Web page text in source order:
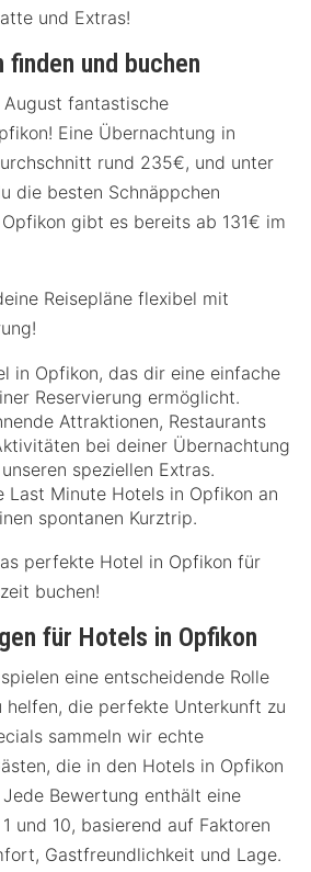
und Extras!
finden und buchen
fantastische
Eine Übernachtung in
rund 235€, und unter
die besten Schnäppchen
gibt es bereits ab 131€ im
Reisepläne flexibel mit
in Opfikon, das dir eine einfache
Reservierung ermöglicht.
Attraktionen, Restaurants
bei deiner Übernachtung
speziellen Extras.
Last Minute Hotels in Opfikon an
spontanen Kurztrip.
perfekte Hotel in Opfikon für
buchen!
für Hotels in Opfikon
eine entscheidende Rolle
helfen, die perfekte Unterkunft zu
sammeln wir echte
die in den Hotels in Opfikon
Bewertung enthält eine
und 10, basierend auf Faktoren
Gastfreundlichkeit und Lage.